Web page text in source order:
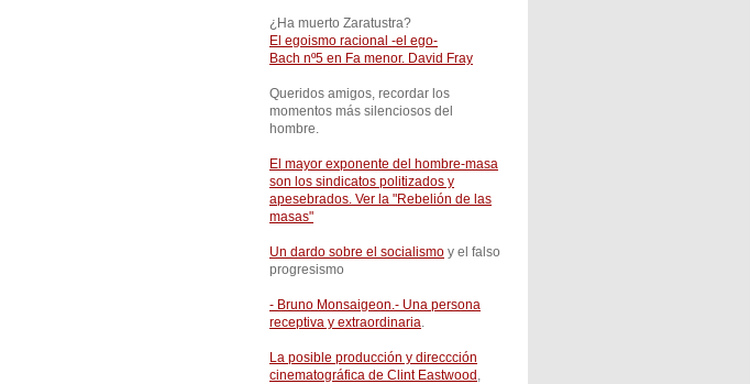
¿Ha muerto Zaratustra?
El egoismo racional -el ego-
Bach nº5 en Fa menor. David Fray
Queridos amigos, recordar los
momentos más silenciosos del
hombre.
El mayor exponente del hombre-masa
son los sindicatos politizados y
apesebrados. Ver la "Rebelión de las
masas"
Un dardo sobre el socialismo y el falso
progresismo
- Bruno Monsaigeon.- Una persona
receptiva y extraordinaria.
La posible producción y direccción
cinematográfica de Clint Eastwood ,